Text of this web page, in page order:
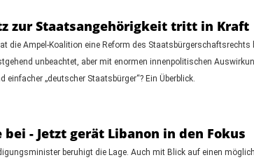
zur Staatsangehörigkeit tritt in Kraft
die Ampel-Koalition eine Reform des Staatsbürgerschaftsrechts
unbeachtet, aber mit enormen innenpolitischen
„deutscher Staatsbürger“? Ein Überblick.
- Jetzt gerät Libanon in den Fokus
beruhigt die Lage. Auch mit Blick auf einen